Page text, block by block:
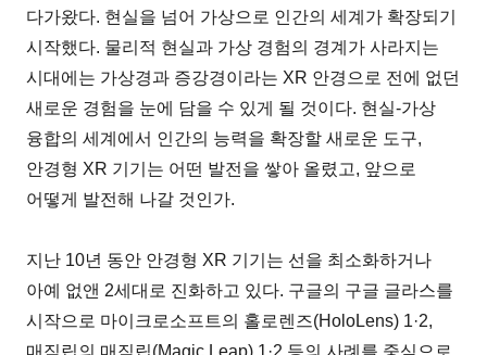
다가왔다. 현실을 넘어 가상으로 인간의 세계가 확장되기
시작했다. 물리적 현실과 가상 경험의 경계가 사라지는
시대에는 가상경과 증강경이라는 XR 안경으로 전에 없던
새로운 경험을 눈에 담을 수 있게 될 것이다. 현실-가상
융합의 세계에서 인간의 능력을 확장할 새로운 도구,
안경형 XR 기기는 어떤 발전을 쌓아 올렸고, 앞으로
어떻게 발전해 나갈 것인가.
지난 10년 동안 안경형 XR 기기는 선을 최소화하거나
아예 없앤 2세대로 진화하고 있다. 구글의 구글 글라스를
시작으로 마이크로소프트의 홀로렌즈(HoloLens) 1·2,